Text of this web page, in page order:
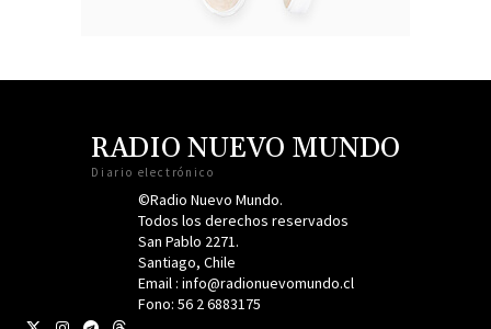
RADIO NUEVO MUNDO
Diario electrónico
©Radio Nuevo Mundo.
Todos los derechos reservados
San Pablo 2271.
Santiago, Chile
Email : info@radionuevomundo.cl
Fono: 56 2 6883175